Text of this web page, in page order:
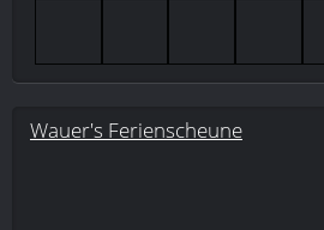
Wauer's Ferienscheune